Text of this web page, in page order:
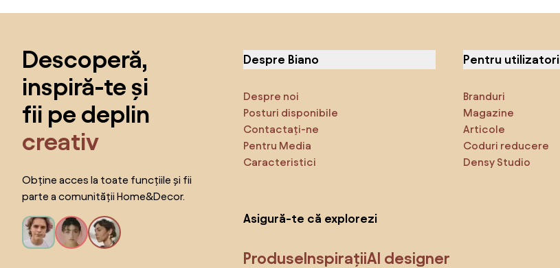
Descoperă,
inspiră-te și
fii pe deplin
creativ
Obține acces la toate funcțiile și fii
parte a comunității Home&Decor.
Despre Biano
Despre noi
Posturi disponibile
Contactați-ne
Pentru Media
Caracteristici
Pentru utilizatori
Branduri
Magazine
Articole
Coduri reducere
Densy Studio
Asigură-te că explorezi
ProduseInspirațiiAI designer